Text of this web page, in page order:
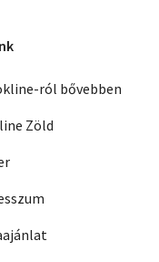
ról bővebben
Zöld